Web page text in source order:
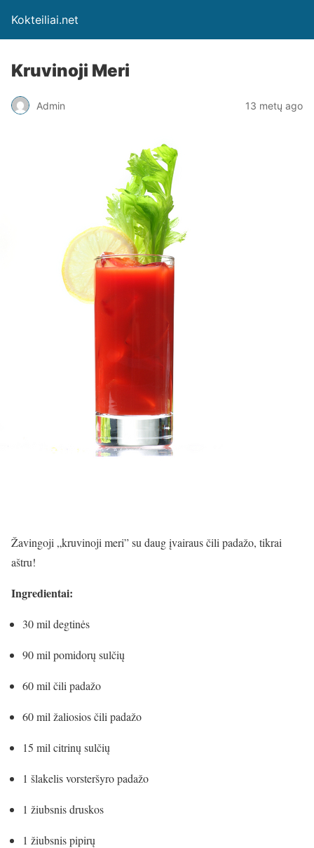
Kokteiliai.net
Kruvinoji Meri
Admin 13 metų ago
Žavingoji „kruvinoji meri” su daug įvairaus čili padažo, tikrai
aštru!
Ingredientai:
30 mil degtinės
90 mil pomidorų sulčių
60 mil čili padažo
60 mil žaliosios čili padažo
15 mil citrinų sulčių
1 šlakelis vorsteršyro padažo
1 žiubsnis druskos
1 žiubsnis pipirų